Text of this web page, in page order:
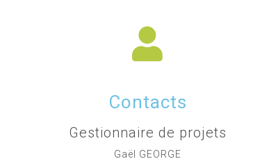
Contacts
Gestionnaire de projets
Gaël GEORGE